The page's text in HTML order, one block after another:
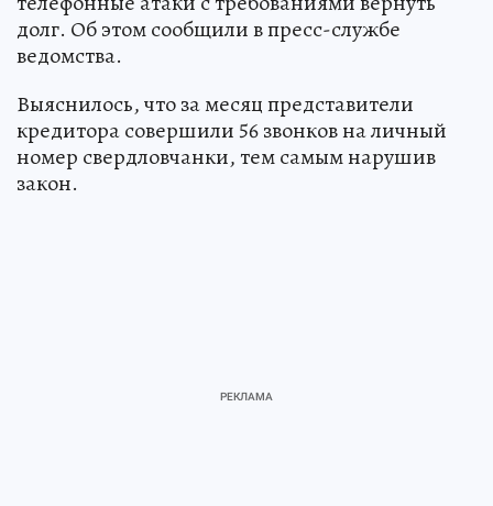
долг. Об этом сообщили в пресс-службе
ведомства.
Выяснилось, что за месяц представители
кредитора совершили 56 звонков на личный
номер свердловчанки, тем самым нарушив
закон.